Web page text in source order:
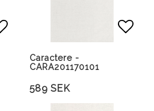
Lägg till i favoritlistan
Caractere -
CARA201170101
589 SEK